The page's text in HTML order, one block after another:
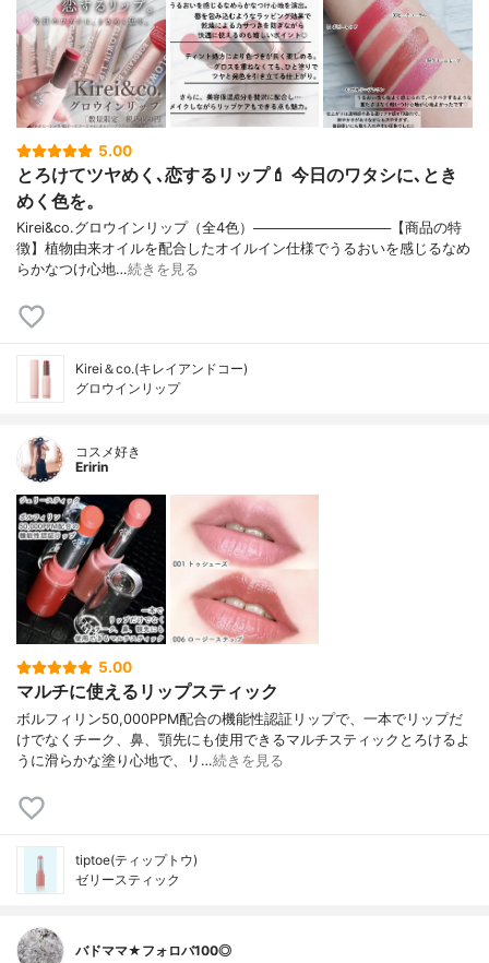
5.00
とろけてツヤめく､恋するリップ💄 今日のワタシに､とき
めく色を。
Kirei&co.グロウインリップ（全4色）──────────────【商品の特
徴】植物由来オイルを配合したオイルイン仕様でうるおいを感じるなめ
らかなつけ心地…続きを見る
Kirei＆co.(キレイアンドコー)
グロウインリップ
コスメ好き
Eririn
5.00
マルチに使えるリップスティック
ボルフィリン50,000PPM配合の機能性認証リップで、一本でリップだ
けでなくチーク、鼻、顎先にも使用できるマルチスティックとろけるよ
うに滑らかな塗り心地で、リ…続きを見る
tiptoe(ティップトウ)
ゼリースティック
バドママ★フォロバ100◎